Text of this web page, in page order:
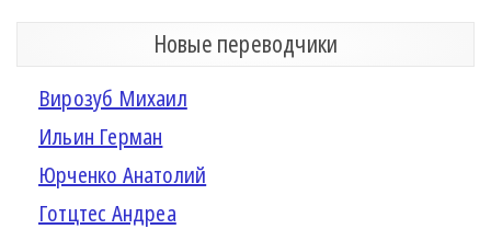
Новые переводчики
Вирозуб Михаил
Ильин Герман
Юрченко Анатолий
Готцтес Андреа